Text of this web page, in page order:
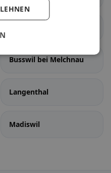
Busswil bei Melchnau
Langenthal
Madiswil